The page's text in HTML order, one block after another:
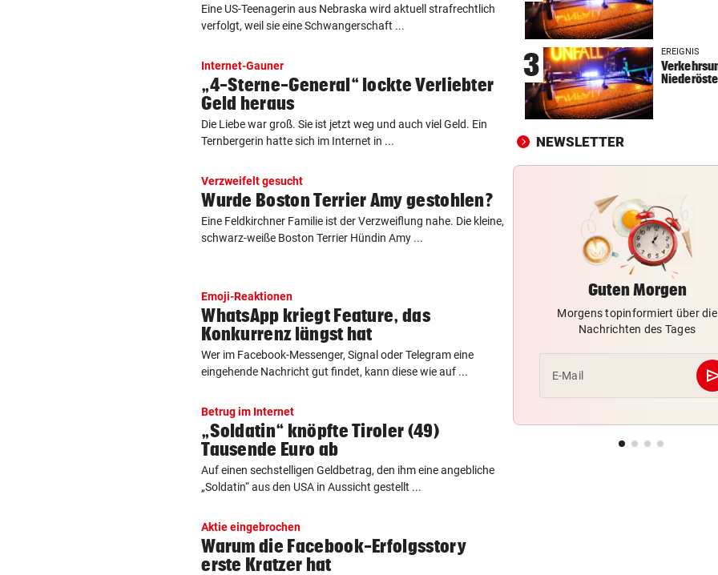
Eine US-Teenagerin aus Nebraska wird aktuell strafrechtlich
verfolgt, weil sie eine Schwangerschaft ...
Internet-Gauner
„4-Sterne-General“ lockte Verliebter
Geld heraus
Die Liebe war groß. Sie ist jetzt weg und auch viel Geld. Ein
Ternbergerin hatte sich im Internet in ...
Verzweifelt gesucht
Wurde Boston Terrier Amy gestohlen?
Eine Feldkirchner Familie ist der Verzweiflung nahe. Die kleine,
schwarz-weiße Boston Terrier Hündin Amy ...
Emoji-Reaktionen
WhatsApp kriegt Feature, das
Konkurrenz längst hat
Wer im Facebook-Messenger, Signal oder Telegram eine
eingehende Nachricht gut findet, kann diese wie auf ...
Betrug im Internet
„Soldatin“ knöpfte Tiroler (49)
Tausende Euro ab
Auf einen sechstelligen Geldbetrag, den ihm eine angebliche
„Soldatin“ aus den USA in Aussicht gestellt ...
Aktie eingebrochen
Warum die Facebook-Erfolgsstory
erste Kratzer hat
MIT DROGEN IM GEPÄCK
Mädchen (8) von E-Scooter-
Fahrer niedergerast
BEI FLUCHTVERSUCH
Polizisten von
EINSATZ IN WOLFURT vor
Flammen aufgegangen
3 EREIGNIS
NEWSLETTER
Guten Morgen
Morgens topinformiert über die
Nachrichten des Tages
E-Mail